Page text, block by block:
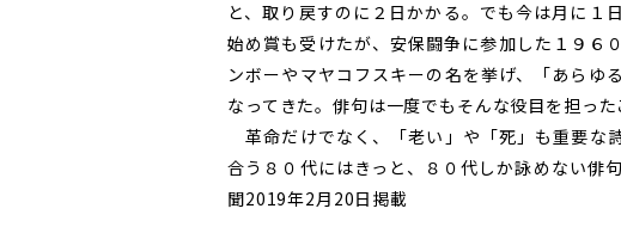
と、取り戻すのに２日かかる。でも今は月に１
始め賞も受けたが、安保闘争に参加した１９６
ンボーやマヤコフスキーの名を挙げ、「あらゆ
なってきた。俳句は一度でもそんな役目を担っ
革命だけでなく、「老い」や「死」も重要な
合う８０代にはきっと、８０代しか詠めない俳
聞2019年2月20日掲載